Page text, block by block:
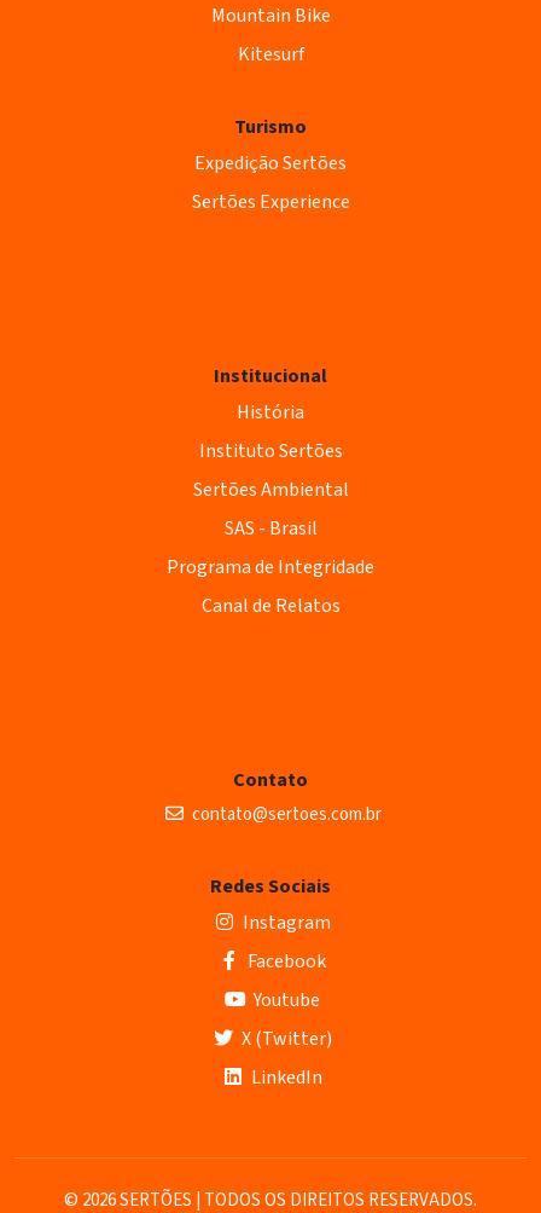
Mountain Bike
Kitesurf
Turismo
Expedição Sertões
Sertões Experience
Institucional
História
Instituto Sertões
Sertões Ambiental
SAS - Brasil
Programa de Integridade
Canal de Relatos
Contato
contato@sertoes.com.br
Redes Sociais
Instagram
Facebook
Youtube
X (Twitter)
LinkedIn
© 2026 SERTÕES | TODOS OS DIREITOS RESERVADOS.